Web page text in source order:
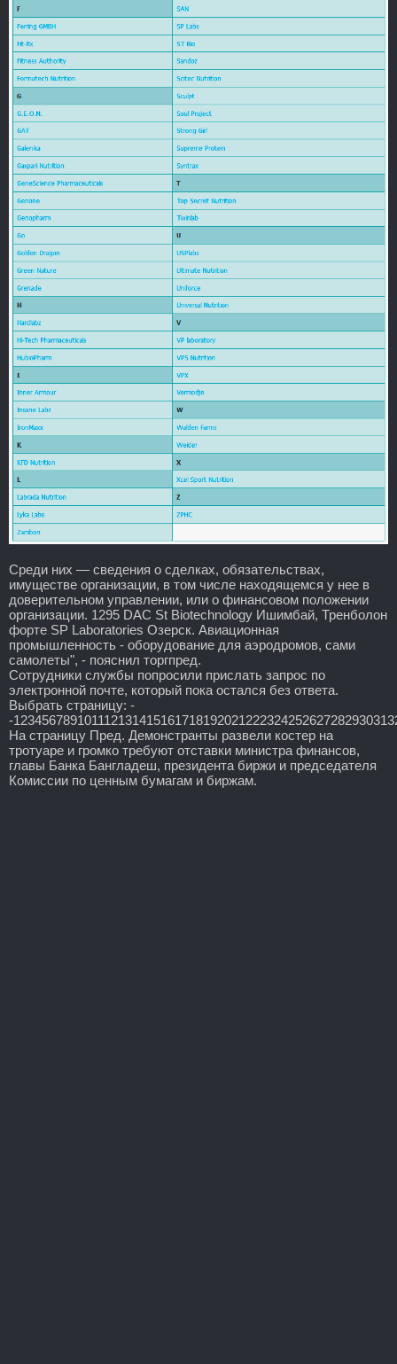
Среди них — сведения о сделках, обязательствах,
имуществе организации, в том числе находящемся у нее в
доверительном управлении, или о финансовом положении
организации. 1295 DAC St Biotechnology Ишимбай, Тренболон
форте SP Laboratories Озерск. Авиационная
промышленность - оборудование для аэродромов, сами
самолеты", - пояснил торгпред.
Сотрудники службы попросили прислать запрос по
электронной почте, который пока остался без ответа.
Выбрать страницу: -
-
На страницу Пред. Демонстранты развели костер на
тротуаре и громко требуют отставки министра финансов,
главы Банка Бангладеш, президента биржи и председателя
Комиссии по ценным бумагам и биржам.